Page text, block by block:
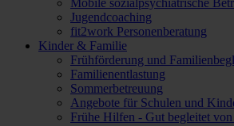
Mobile sozialpsychiatrische
Jugendcoaching
fit2work Personenberatung
Kinder & Familie
Frühförderung und
Familienentlastung
Sommerbetreuung
Angebote für Schulen und
Frühe Hilfen - Gut begleitet